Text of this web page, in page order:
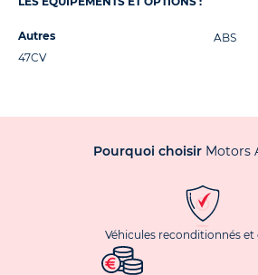
Autres
47CV
ABS
Pourquoi choisir Motors
Véhicules reconditionnés et